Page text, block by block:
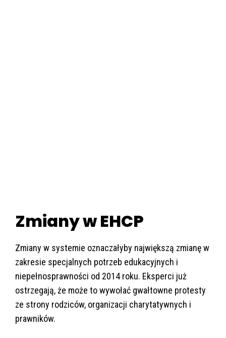
Zmiany w EHCP
Zmiany w systemie oznaczałyby największą zmianę w
zakresie specjalnych potrzeb edukacyjnych i
niepełnosprawności od 2014 roku. Eksperci już
ostrzegają, że może to wywołać gwałtowne protesty
ze strony rodziców, organizacji charytatywnych i
prawników.